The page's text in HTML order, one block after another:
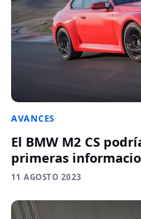
AVANCES
El BMW M2 CS
primeras
11 AGOSTO 2023